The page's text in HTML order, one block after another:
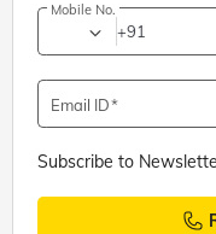
Mobile No.
+91
Email ID
Subscribe to